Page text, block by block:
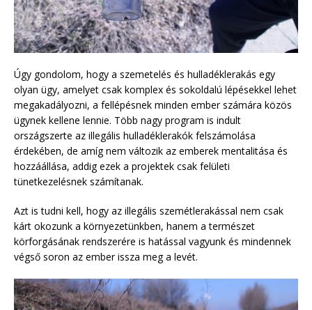
Úgy gondolom, hogy a szemetelés és hulladéklerakás egy
olyan ügy, amelyet csak komplex és sokoldalú lépésekkel lehet
megakadályozni, a fellépésnek minden ember számára közös
ügynek kellene lennie. Több nagy program is indult
országszerte az illegális hulladéklerakók felszámolása
érdekében, de amíg nem változik az emberek mentalitása és
hozzáállása, addig ezek a projektek csak felületi
tünetkezelésnek számítanak.
Azt is tudni kell, hogy az illegális szemétlerakással nem csak
kárt okozunk a környezetünkben, hanem a természet
körforgásának rendszerére is hatással vagyunk és mindennek
végső soron az ember issza meg a levét.